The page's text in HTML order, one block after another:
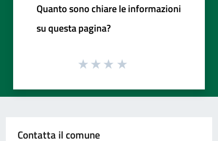
Quanto sono chiare le informazioni
su questa pagina?
Contatta il comune